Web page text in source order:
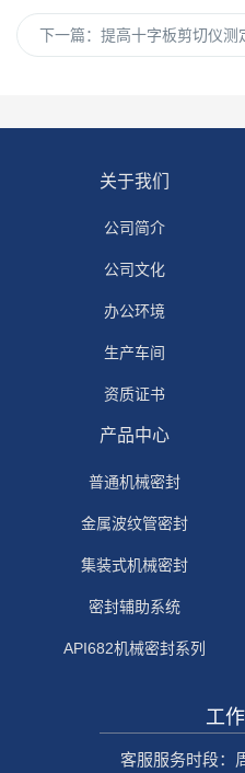
下一篇： 提高十字板剪切仪测
关于我们
公司简介
公司文化
办公环境
生产车间
资质证书
产品中心
普通机械密封
金属波纹管密封
集装式机械密封
密封辅助系统
API682机械密封系列
工
客服服务时段：